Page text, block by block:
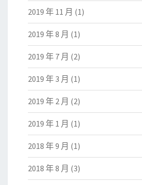
2019 年 11 月 (1)
2019 年 8 月 (1)
2019 年 7 月 (2)
2019 年 3 月 (1)
2019 年 2 月 (2)
2019 年 1 月 (1)
2018 年 9 月 (1)
2018 年 8 月 (3)